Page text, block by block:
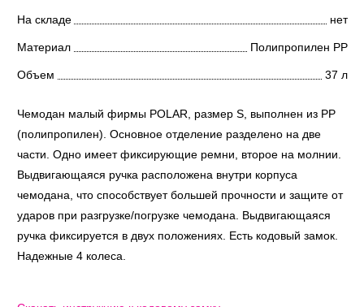
На складе нет
Материал Полипропилен PP
Объем 37 л
Чемодан малый фирмы POLAR, размер S, выполнен из PP
(полипропилен). Основное отделение разделено на две
части. Одно имеет фиксирующие ремни, второе на молнии.
Выдвигающаяся ручка расположена внутри корпуса
чемодана, что способствует большей прочности и защите от
ударов при разгрузке/погрузке чемодана. Выдвигающаяся
ручка фиксируется в двух положениях. Есть кодовый замок.
Надежные 4 колеса.